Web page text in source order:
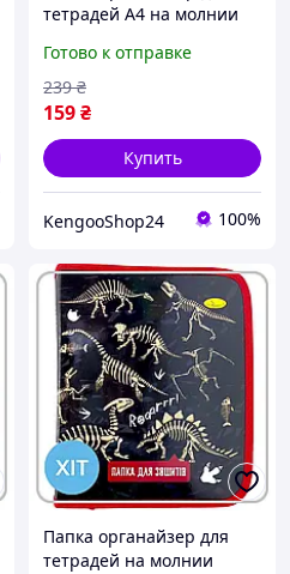
тетрадей А4 на молнии
принтом Собака в куртке
Апельсин
Готово к отправке
159₴
239 ₴
Купить
KengooShop24 100%
Папка органайзер для
тетрадей на молнии